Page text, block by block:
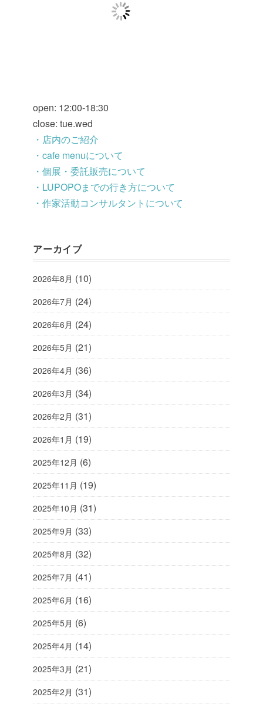
open: 12:00-18:30
close: tue.wed
・店内のご紹介
・cafe menuについて
・個展・委託販売について
・LUPOPOまでの行き方について
・作家活動コンサルタントについて
アーカイブ
2026年8月 (10)
2026年7月 (24)
2026年6月 (24)
2026年5月 (21)
2026年4月 (36)
2026年3月 (34)
2026年2月 (31)
2026年1月 (19)
2025年12月 (6)
2025年11月 (19)
2025年10月 (31)
2025年9月 (33)
2025年8月 (32)
2025年7月 (41)
2025年6月 (16)
2025年5月 (6)
2025年4月 (14)
2025年3月 (21)
2025年2月 (31)